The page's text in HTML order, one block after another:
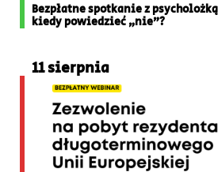
Bezpłatne spotkanie z
kiedy powiedzieć „nie”?
11 sierpnia